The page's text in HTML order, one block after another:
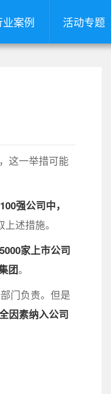
业案例 活动专题
这一举措可能
强公司中，
述措施。
家上市公司
团。
门负责。但是
因素纳入公司